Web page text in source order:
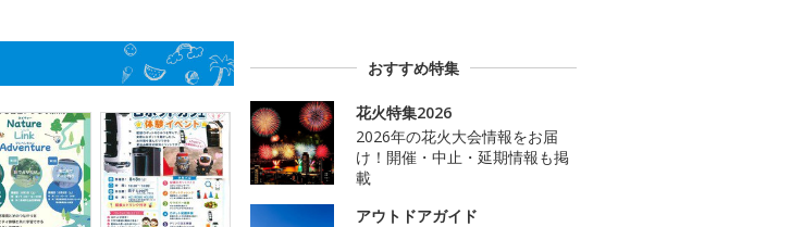
おすすめ特集
花火特集2026
2026年の花火大会情報をお届
け！開催・中止・延期情報も掲
載
アウトドアガイド